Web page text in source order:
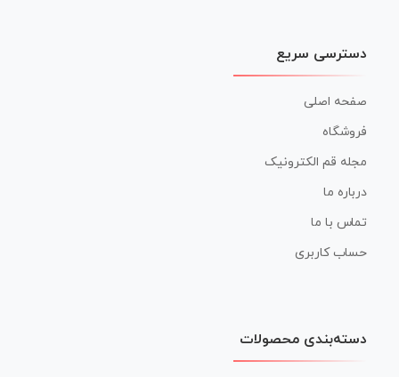
دسترسی سریع
صفحه اصلی
فروشگاه
مجله قم الکترونیک
درباره ما
تماس با ما
حساب کاربری
دسته‌بندی محصولات